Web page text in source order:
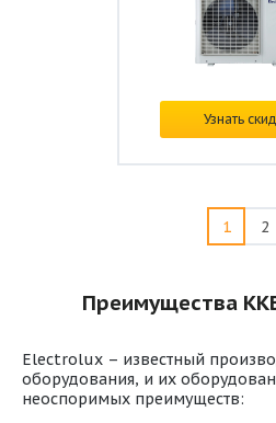
77 220 ₽/
Узнать
1 2
Преимущества
Electrolux – известный
оборудования, и их
неоспоримых преимуществ: